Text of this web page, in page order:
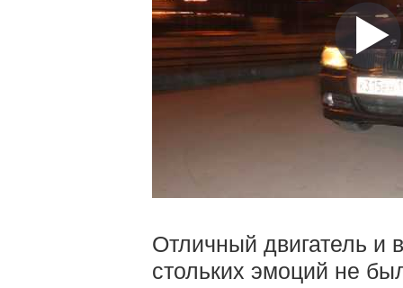
Отличный двигатель
стольких эмоций не